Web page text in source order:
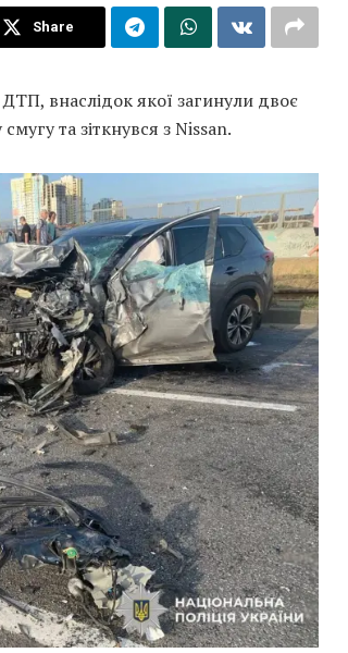
Share
внаслідок якої загинули двоє
та зіткнувся з Nissan.